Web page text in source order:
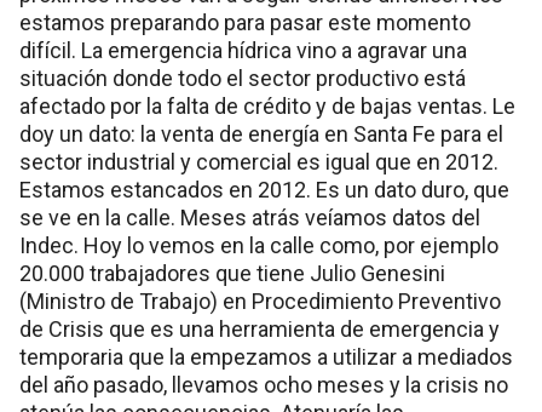
estamos preparando para pasar este momento
difícil. La emergencia hídrica vino a agravar una
situación donde todo el sector productivo está
afectado por la falta de crédito y de bajas ventas. Le
doy un dato: la venta de energía en Santa Fe para el
sector industrial y comercial es igual que en 2012.
Estamos estancados en 2012. Es un dato duro, que
se ve en la calle. Meses atrás veíamos datos del
Indec. Hoy lo vemos en la calle como, por ejemplo
20.000 trabajadores que tiene Julio Genesini
(Ministro de Trabajo) en Procedimiento Preventivo
de Crisis que es una herramienta de emergencia y
temporaria que la empezamos a utilizar a mediados
del año pasado, llevamos ocho meses y la crisis no